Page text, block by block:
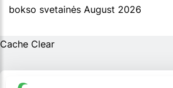
bokso svetainės August 2026
Cache Clear